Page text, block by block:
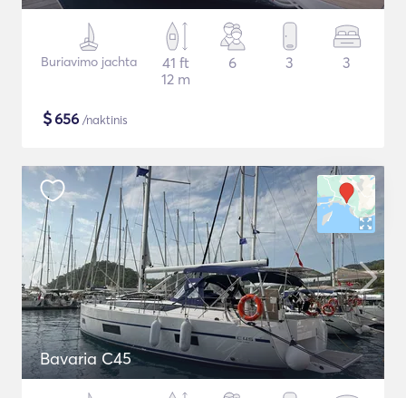
Buriavimo jachta
41 ft
12 m
6 3 3
$656 /naktinis
Bavaria C45